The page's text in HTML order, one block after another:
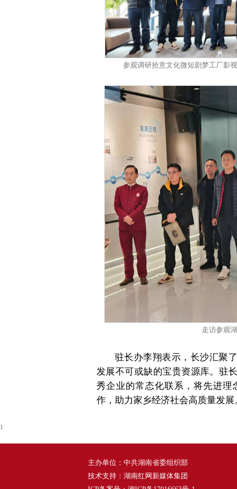
参观调研拾意文化微短剧梦工厂影
走访参观
驻长办李翔表示，长沙汇聚
发展不可或缺的宝贵资源库。驻
秀企业的常态化联系，将先进
作，助力家乡经济社会高质量发展
1
主办单位：中共湖南省委组织部
技术支持：湖南红网新媒体集团